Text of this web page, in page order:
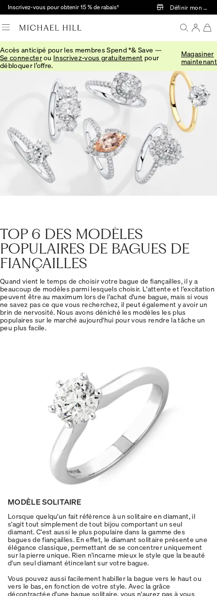
Passer au contenu principal
Inscrivez-vous pour obtenir 15 % de rabais† Définir mon
Accès anticipé pour les membres Spend *& Save —
Se connecterou Inscrivez-vous gratuitement pour
débloquer l’offre.
Magasiner
maintenant
Accueil/Article/Engagement Guides/Engagement Ring Styles
TOP 6 DES MODÈLES
POPULAIRES DE BAGUES DE
FIANÇAILLES
Quand vient le temps de choisir votre bague de fiançailles, il y a
beaucoup de modèles parmi lesquels choisir. L'attente et l'excitation
peuvent être au maximum lors de l'achat d'une bague, mais si vous
ne savez pas ce que vous recherchez, il peut également y avoir un
brin de nervosité. Nous avons déniché les modèles les plus
populaires sur le marché aujourd'hui pour vous rendre la tâche un
peu plus facile.
MODÈLE SOLITAIRE
Lorsque quelqu'un fait référence à un solitaire en diamant, il
s'agit tout simplement de tout bijou comportant un seul
diamant. C'est aussi le plus populaire dans la gamme des
bagues de fiançailles. En effet, le diamant solitaire présente une
élégance classique, permettant de se concentrer uniquement
sur la pierre unique. Rien n'incarne mieux le style que la beauté
d'un seul diamant étincelant sur votre bague.
Vous pouvez aussi facilement habiller la bague vers le haut ou
vers le bas, en fonction de votre style. Avec la grâce
décontractée d'une bague solitaire, vous n'aurez pas à vous